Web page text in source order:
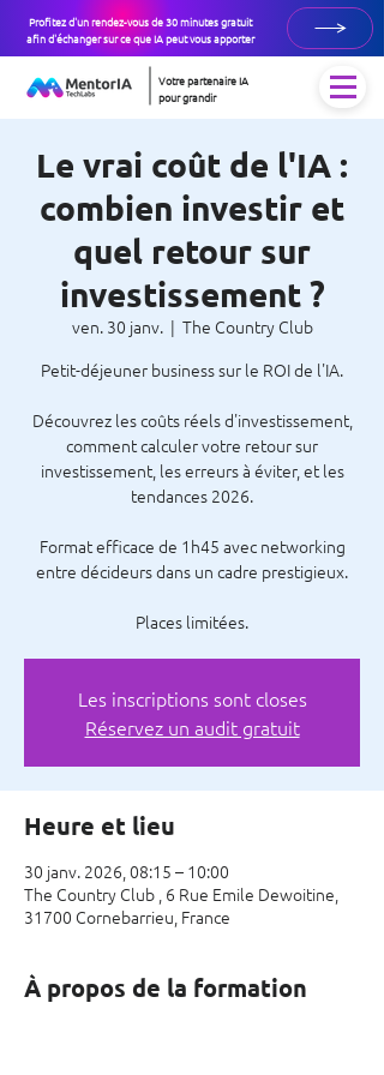
Profitez d'un rendez-vous de 30 minutes gratuit
afin d'échanger sur ce que IA peut vous apporter
Votre partenaire IA
pour grandir
Le vrai coût de l'IA :
combien investir et
quel retour sur
investissement ?
ven. 30 janv.
  |
The Country Club
Petit-déjeuner business sur le ROI de l'IA.
Découvrez les coûts réels d'investissement,
comment calculer votre retour sur
investissement, les erreurs à éviter, et les
tendances 2026.
Format efficace de 1h45 avec networking
entre décideurs dans un cadre prestigieux.
Places limitées.
Les inscriptions sont closes
Réservez un audit gratuit
Heure et lieu
30 janv. 2026, 08:15 – 10:00
The Country Club , 6 Rue Emile Dewoitine,
31700 Cornebarrieu, France
À propos de la formation